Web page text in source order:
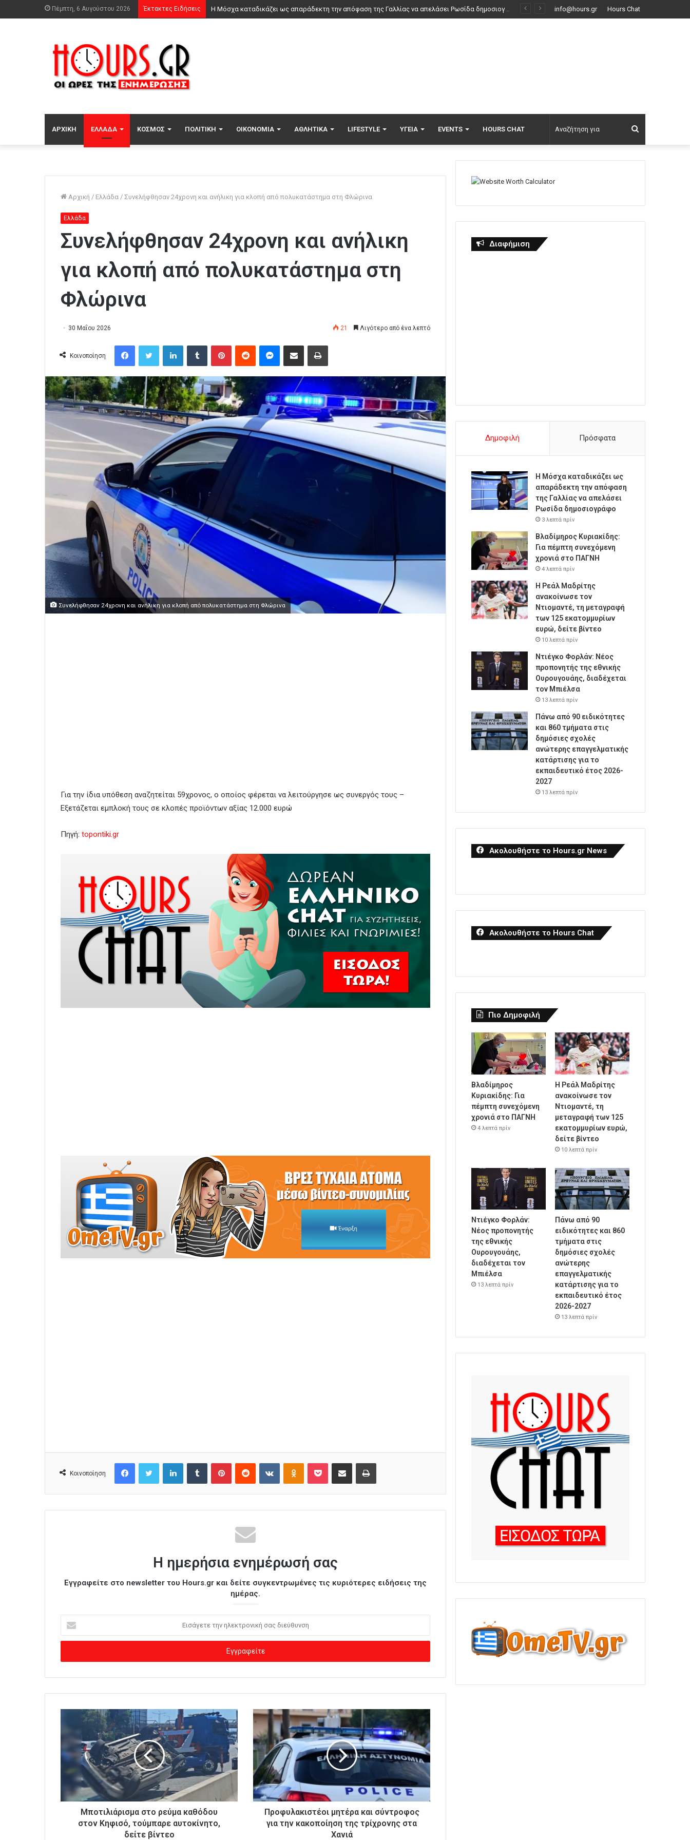
Πέμπτη, 6 Αυγούστου 2026 Έκτακτες Ειδήσεις Βλαδίμηρος Κυριακίδης: Για πέμπτη συνεχόμενη χρονιά στο ΠΑΓΝΗ info@hours.gr Hours Chat
ΑΡΧΙΚΉ ΕΛΛΆΔΑ ΚΌΣΜΟΣ ΠΟΛΙΤΙΚΉ ΟΙΚΟΝΟΜΊΑ ΑΘΛΗΤΙΚΆ LIFESTYLE ΥΓΕΊΑ EVENTS HOURS CHAT
για
Αρχική / Ελλάδα / Συνελήφθησαν 24χρονη και ανήλικη για κλοπή από πολυκατάστημα στη Φλώρινα
Ελλάδα
Συνελήφθησαν 24χρονη και ανήλικη
για κλοπή από πολυκατάστημα στη
Φλώρινα
30 Μαΐου 2026 21 Λιγότερο από ένα λεπτό
Κοινοποίηση
Συνελήφθησαν 24χρονη και ανήλικη για κλοπή από πολυκατάστημα στη Φλώρινα
Για την ίδια υπόθεση αναζητείται 59χρονος, ο οποίος φέρεται να λειτούργησε ως συνεργός τους –
Εξετάζεται εμπλοκή τους σε κλοπές προϊόντων αξίας 12.000 ευρώ
Πηγή: topontiki.gr
Κοινοποίηση
Η ημερήσια ενημέρωσή σας
Εγγραφείτε στο newsletter του Hours.gr και δείτε συγκεντρωμένες τις κυριότερες ειδήσεις της
ημέρας.
σ
γ
ε
λ
ε
ο
Μποτιλιάρισμα στο ρεύμα καθόδου
στον Κηφισό, τούμπαρε αυτοκίνητο,
δείτε βίντεο
Προφυλακιστέοι μητέρα και σύντροφος
για την κακοποίηση της τρίχρονης στα
Χανιά
Διαφήμιση
Δημοφιλή Πρόσφατα
Η Μόσχα καταδικάζει ως
απαράδεκτη την απόφαση
της Γαλλίας να απελάσει
Ρωσίδα δημοσιογράφο
3 λεπτά πρίν
Βλαδίμηρος Κυριακίδης:
Για πέμπτη συνεχόμενη
χρονιά στο ΠΑΓΝΗ
4 λεπτά πρίν
Η Ρεάλ Μαδρίτης
ανακοίνωσε τον
Ντιομαντέ, τη μεταγραφή
των 125 εκατομμυρίων
ευρώ, δείτε βίντεο
10 λεπτά πρίν
Ντιέγκο Φορλάν: Νέος
προπονητής της εθνικής
Ουρουγουάης, διαδέχεται
τον Μπιέλσα
13 λεπτά πρίν
Πάνω από 90 ειδικότητες
και 860 τμήματα στις
δημόσιες σχολές
ανώτερης επαγγελματικής
κατάρτισης για το
εκπαιδευτικό έτος 2026-
2027
13 λεπτά πρίν
Ακολουθήστε το Hours.gr News
Ακολουθήστε το Hours Chat
Πιο Δημοφιλή
Βλαδίμηρος
Κυριακίδης: Για
πέμπτη συνεχόμενη
χρονιά στο ΠΑΓΝΗ
4 λεπτά πρίν
Η Ρεάλ Μαδρίτης
ανακοίνωσε τον
Ντιομαντέ, τη
μεταγραφή των 125
εκατομμυρίων ευρώ,
δείτε βίντεο
10 λεπτά πρίν
Ντιέγκο Φορλάν:
Νέος προπονητής
της εθνικής
Ουρουγουάης,
διαδέχεται τον
Μπιέλσα
13 λεπτά πρίν
Πάνω από 90
ειδικότητες και 860
τμήματα στις
δημόσιες σχολές
ανώτερης
επαγγελματικής
κατάρτισης για το
εκπαιδευτικό έτος
2026-2027
13 λεπτά πρίν